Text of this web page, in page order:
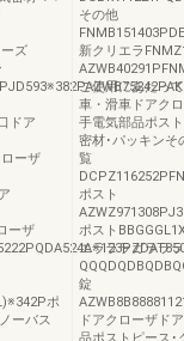
ズ
ドア
ーザ
ーザ
ポ
ーバス
その他
新クリエラ
ご使用にあたっ
車・滑車ドアク
手電気部品ポス
密材･パッキンそ
覧
ポスト
ポスト
エラララガララ
錠
ドアクローザド
品ポストピース･